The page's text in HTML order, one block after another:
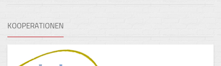
KOOPERATIONEN